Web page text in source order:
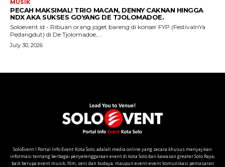
SoloEvent I Portal Info Event Kota Solo, adalah media online yang secara khusus menyajikan
informasi tentang berbagai penyelenggaraan event di kota Solo dan kawasan greater Solo Raya;
baik berupa event musik, film, seni dan budaya, maupun event-event komunikasi pemasaran